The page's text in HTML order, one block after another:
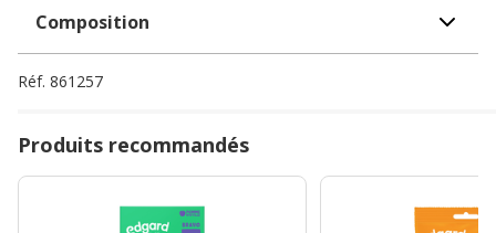
Composition
Réf. 861257
Produits recommandés